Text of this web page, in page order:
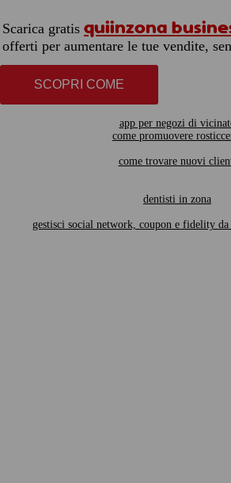
Scarica gratis quiinzona
offerti per aumentare le tue vendite,
SCOPRI COME
app per negozi di
come promuovere
come trovare nuovi
dentisti in zona
gestisci social network, coupon e fidelity